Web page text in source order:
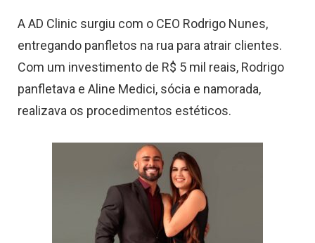
A AD Clinic surgiu com o CEO Rodrigo Nunes,
entregando panfletos na rua para atrair clientes.
Com um investimento de R$ 5 mil reais, Rodrigo
panfletava e Aline Medici, sócia e namorada,
realizava os procedimentos estéticos.